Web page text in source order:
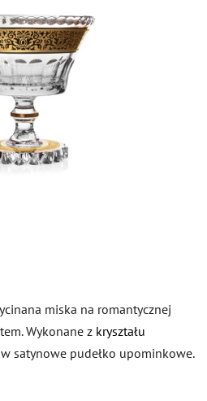
miska na romantycznej
Wykonane z kryształu
satynowe pudełko upominkowe.